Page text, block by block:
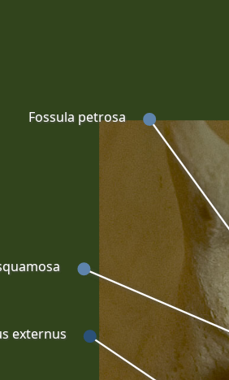
externus
Fossula petrosa